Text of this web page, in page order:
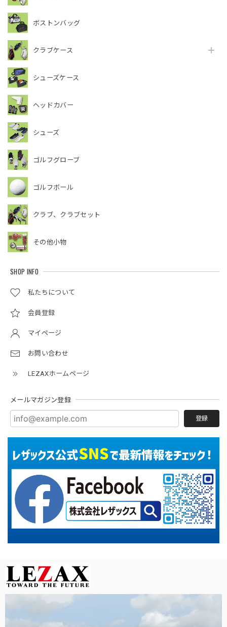
ボストンバッグ
クラブケース
シューズケース
ヘッドカバー
シューズ
ゴルフグローブ
ゴルフボール
クラブ、クラブセット
その他小物
SHOP INFO
私たちについて
会員登録
マイページ
お問い合わせ
LEZAXホームページ
メールマガジン登録
登録